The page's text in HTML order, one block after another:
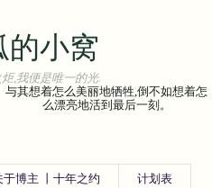
的小窝
,我便是唯一的光.
与其想着怎么美丽地牺牲,倒不如想着怎
么漂亮地活到最后一刻。
于博主 丨十年之约 计划表